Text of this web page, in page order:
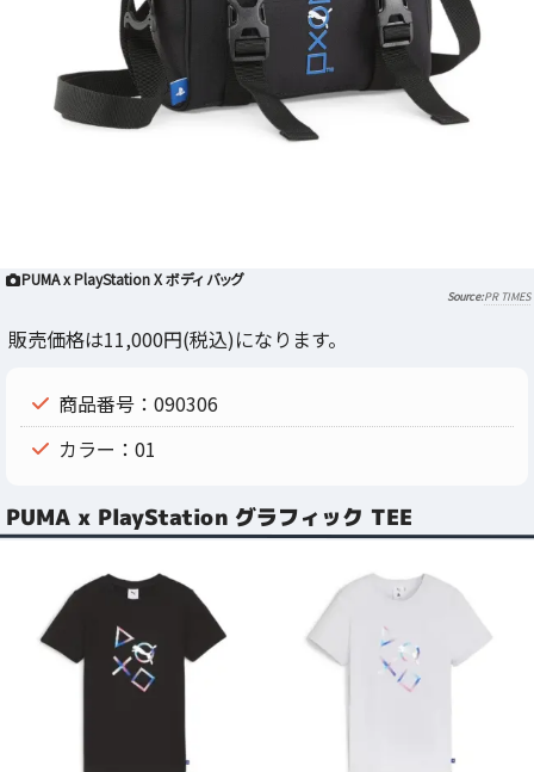
PUMA x PlayStation X ボディ バッグ
PR TIMES
販売価格は11,000円(税込)になります。
商品番号：090306
カラー：01
PUMA x PlayStation グラフィック TEE